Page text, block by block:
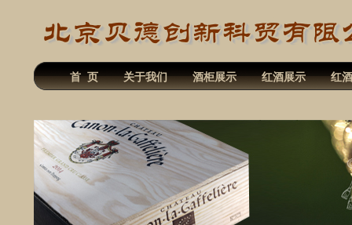
首 页 关于我们 酒柜展示 红酒展示 红